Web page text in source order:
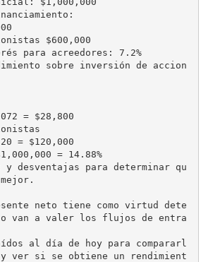
$600,000
para acreedores: 7.2%
sobre inversión de accion
= $28,800
= $120,000
= 14.88%
y desventajas para determinar qu
neto tiene como virtud dete
van a valer los flujos de entra
al día de hoy para compararl
ver si se obtiene un rendimient